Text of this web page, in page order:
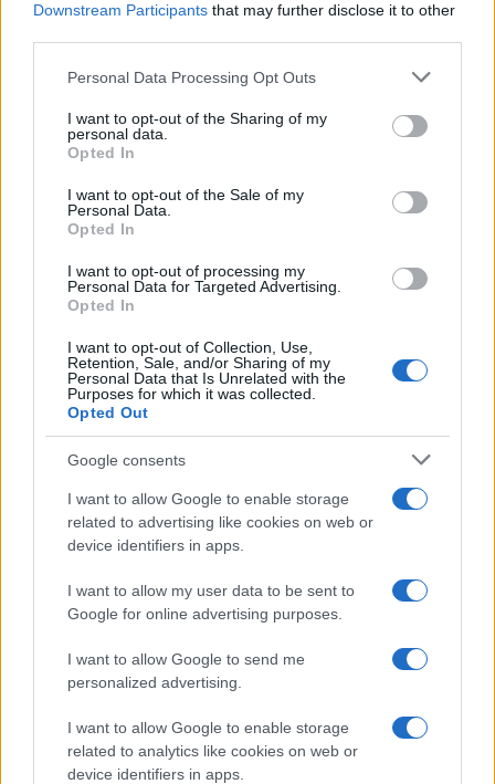
Downstream Participants that may further disclose it to other
Please note that this website/app uses one or more Google
not limited to your visit or usage behaviour. You may click to
grant or deny consent to Google and its third-party tags to
use your data for below specified purposes in below Google
consent section.
Personal Data Processing Opt Outs
I want to opt-out of the Sharing of my
personal data.
Opted In
I want to opt-out of the Sale of my
Personal Data.
Opted In
I want to opt-out of processing my
Personal Data for Targeted Advertising.
Opted In
I want to opt-out of Collection, Use,
Retention, Sale, and/or Sharing of my
Personal Data that Is Unrelated with the
Purposes for which it was collected.
Opted Out
Google consents
I want to allow Google to enable storage
related to advertising like cookies on web or
device identifiers in apps.
I want to allow my user data to be sent to
Google for online advertising purposes.
I want to allow Google to send me
personalized advertising.
I want to allow Google to enable storage
related to analytics like cookies on web or
device identifiers in apps.
Ακολουθείστε το iPaideia.gr στο
Tελευταίες για την Παιδεία και την
Στην Κατηγορία:ΕΙΔΗΣΕΙΣ